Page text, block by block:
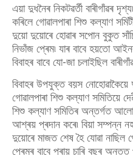
এয়া দুধনৈৰ নিকটৱৰ্তী বাৰীগাঁৱৰ
কৰিলে গোৱালপাৰা শিশু কল্যাণ
দুয়ো দুয়োৰে হোৱাৰ সপোন বুকুত
নিভাঁজ প্ৰেম৷ যাৰ বাবে হয়তো
বিবাহৰ বাবে যো-জা চলাইছিল
বিবাহৰ উপযুক্ত বয়স নোহোৱাকৈয়ে
গোৱালপাৰা শিশু কল্যাণ সমিতিয়ে
শিশু কল্যাণ সমিতিৰ অন্তৰ্গত
আশ্ৰয় প্ৰদান কৰে৷ বিয়া সম্পন্ন
দুয়োৰে মাজত শেষ হৈ যোৱা নাছিল
প্ৰেমৰ বাবে প্ৰায় চাৰি বছৰ